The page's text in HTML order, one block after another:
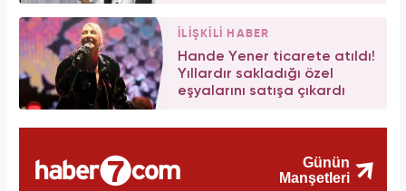
İLİŞKİLİ HABER
Hande Yener ticarete atıldı!
Yıllardır sakladığı özel
eşyalarını satışa çıkardı